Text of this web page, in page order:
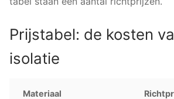
Prijstabel: de kosten
isolatie
Materiaal